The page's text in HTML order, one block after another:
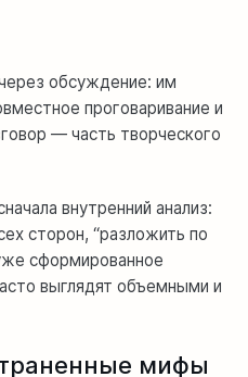
обсуждение: им
проговаривание и
— часть творческого
внутренний анализ:
сторон, “разложить по
сформированное
выглядят объемными и
мифы